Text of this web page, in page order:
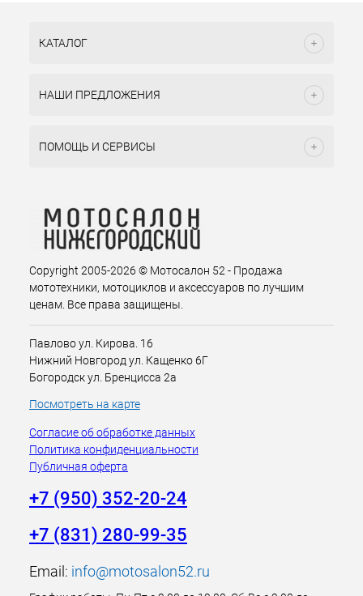
КАТАЛОГ
НАШИ ПРЕДЛОЖЕНИЯ
ПОМОЩЬ И СЕРВИСЫ
Copyright 2005-2026 © Мотосалон 52 - Продажа
мототехники, мотоциклов и аксессуаров по лучшим
ценам. Все права защищены.
Павлово ул. Кирова. 16
Нижний Новгород ул. Кащенко 6Г
Богородск ул. Бренцисса 2а
Посмотреть на карте
Согласие об обработке данных
Политика конфиденциальности
Публичная оферта
+7 (950) 352-20-24
+7 (831) 280-99-35
Email: info@motosalon52.ru